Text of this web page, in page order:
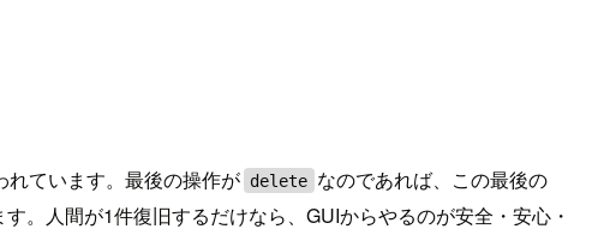
ています。最後の操作が delete なのであれば、この最後の
。人間が1件復旧するだけなら、GUIからやるのが安全・安心・